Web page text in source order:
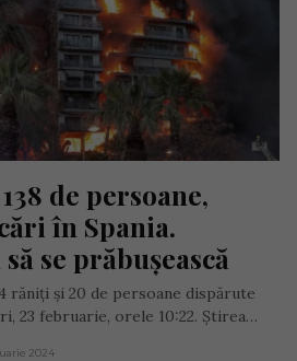
de persoane,
în Spania.
se prăbușească
răniți și 20 de persoane dispărute
23 februarie, orele 10:22. Știrea…
2024